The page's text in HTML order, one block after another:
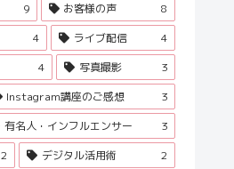
9 お客様の声
8
4 ライブ配信
4
4 写真撮影
3
Instagram講座のご感想
3
有名人・インフルエンサー
3
2 デジタル活用術
2